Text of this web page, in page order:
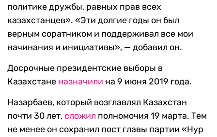
политике дружбы, равных прав всех
казахстанцев». «Эти долгие годы он был
верным соратником и поддерживал все мои
начинания и инициативы», — добавил он.
Досрочные президентские выборы в
Казахстане назначили на 9 июня 2019 года.
Назарбаев, который возглавлял Казахстан
почти 30 лет, сложил полномочия 19 марта. Тем
не менее он сохранил пост главы партии «Нур